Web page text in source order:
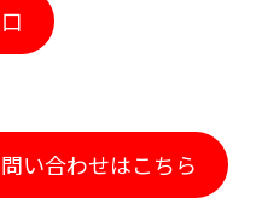
い合わせはこちら